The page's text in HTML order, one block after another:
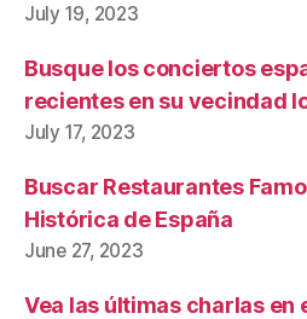
July 19, 2023
Busque los conciertos
recientes en su vecindad
July 17, 2023
Buscar Restaurantes
Histórica de España
June 27, 2023
Vea las últimas charlas en